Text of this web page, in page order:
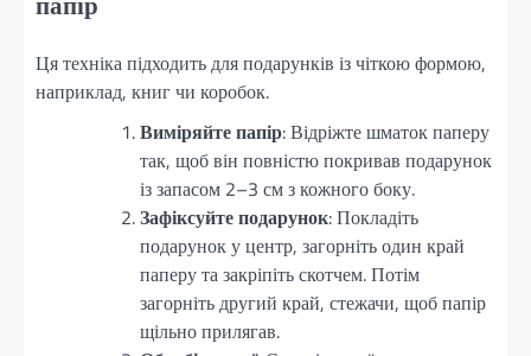
Ця техніка підходить для подарунків із чіткою формою,
наприклад, книг чи коробок.
Виміряйте папір: Відріжте шматок паперу
так, щоб він повністю покривав подарунок
із запасом 2–3 см з кожного боку.
Зафіксуйте подарунок: Покладіть
подарунок у центр, загорніть один край
паперу та закріпіть скотчем. Потім
загорніть другий край, стежачи, щоб папір
щільно прилягав.